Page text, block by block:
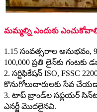
మమ్మల్ని ఎందుకు
1.15 సంవత్సరాల అనుభవం,
100,000 ప్రతి లైన్‌కు గంటకు
2. సర్టిఫికేషన్ ISO, FSSC
కొనుగోలుదారులకు సేవ
3. టాప్ బ్రాండ్‌ల సప్లయర్
ఎనర్జీ మొదలైనవి.